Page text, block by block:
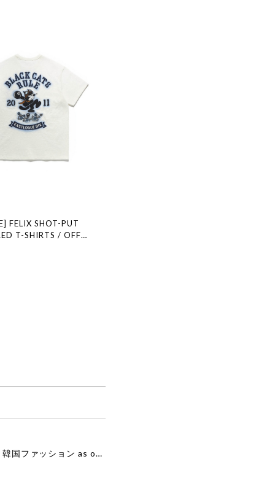
FELIX SHOT-PUT
T-SHIRTS / OFF
代行 通販 イーストローグ
[as”on] BONITA MINI BAG / BLACK 正規品 韓国ブランド 韓国通販 韓国代行 韓国ファッション as on ason エズオン アズオン